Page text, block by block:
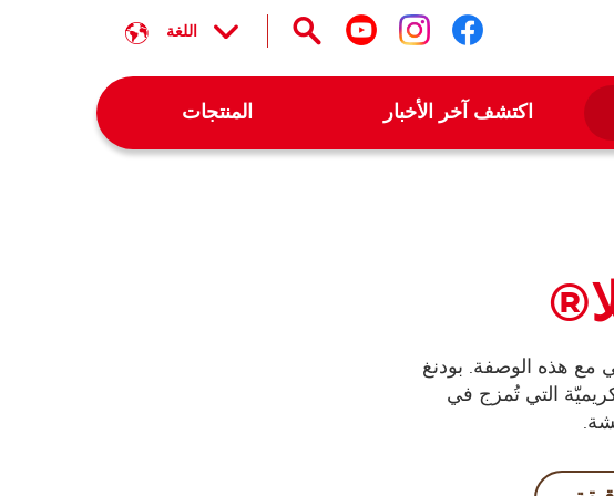
تابعنا على facebook
تابعنا على instagram
تابعنا على youtube
اللغة
اكتشف آخر الأخبار المنتجات
هذه الوصفة. بودنغ
التي تُمزج في